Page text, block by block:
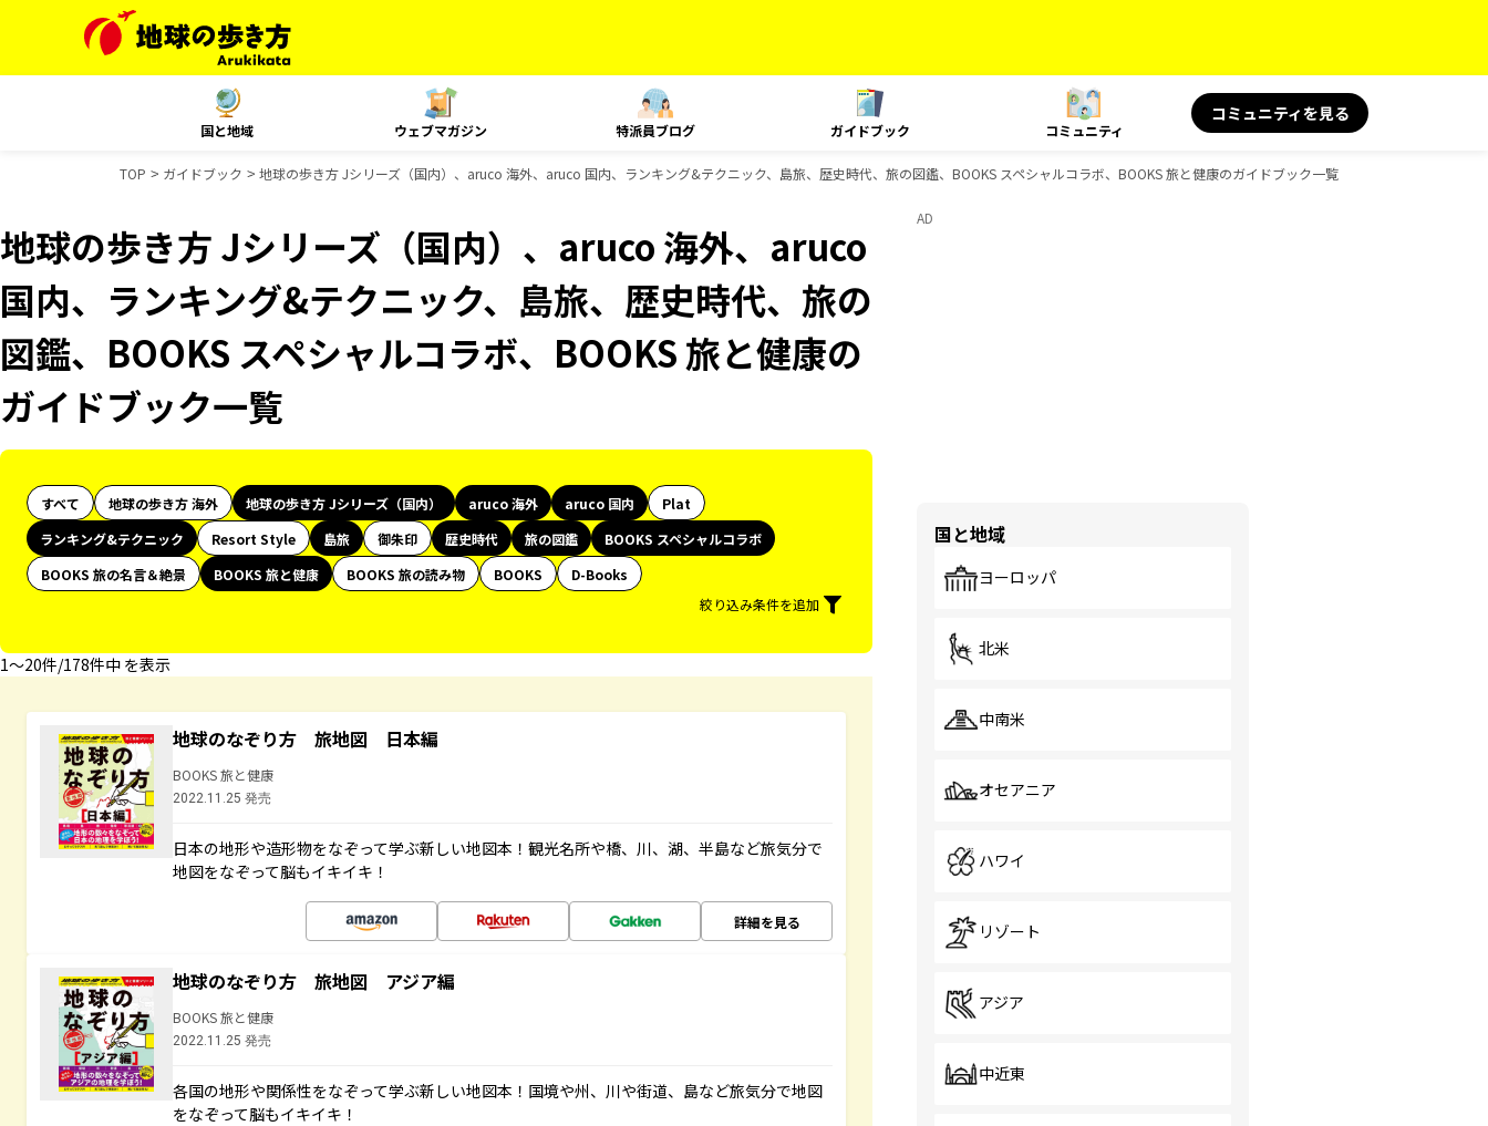
国と地域 ウェブマガジン 特派員ブログ ガイドブック コミュニティ
コミュニティを見る
TOP ガイドブック 地球の歩き方 Jシリーズ（国内）、aruco 海外、aruco 国内、ランキング&テクニック、島旅、歴史時代、旅の図鑑、BOOKS スペシャルコラボ、BOOKS 旅と健康のガイドブック一覧
地球の歩き方 Jシリーズ（国内）、aruco 海外、aruco
国内、ランキング&テクニック、島旅、歴史時代、旅の
図鑑、BOOKS スペシャルコラボ、BOOKS 旅と健康の
ガイドブック一覧
すべて 地球の歩き方 海外 地球の歩き方 Jシリーズ（国内） aruco 海外 aruco 国内
Plat
ランキング&テクニック
Resort Style 島旅 御朱印 歴史時代 旅の図鑑
BOOKS スペシャルコラボ
BOOKS 旅の名言＆絶景
BOOKS 旅と健康 BOOKS 旅の読み物 BOOKS
D-Books
絞り込み条件を追加
1〜20件/178件中 を表示
地球のなぞり方 旅地図 日本編
BOOKS 旅と健康
2022.11.25 発売
日本の地形や造形物をなぞって学ぶ新しい地図本！観光名所や橋、川、湖、半島など旅気分で
地図をなぞって脳もイキイキ！
詳細を見る
地球のなぞり方 旅地図 アジア編
BOOKS 旅と健康
2022.11.25 発売
各国の地形や関係性をなぞって学ぶ新しい地図本！国境や州、川や街道、島など旅気分で地図
をなぞって脳もイキイキ！
AD
国と地域
ヨーロッパ
北米
中南米
オセアニア
ハワイ
リゾート
アジア
中近東